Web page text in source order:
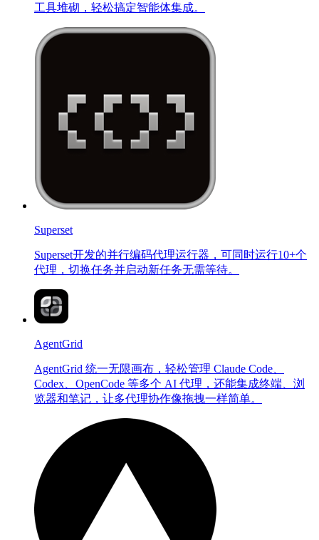
工具堆砌，轻松搞定智能体集成。
Superset
Superset开发的并行编码代理运行器，可同时运行10+个
代理，切换任务并启动新任务无需等待。
AgentGrid
AgentGrid 统一无限画布，轻松管理 Claude Code、
Codex、OpenCode 等多个 AI 代理，还能集成终端、浏
览器和笔记，让多代理协作像拖拽一样简单。